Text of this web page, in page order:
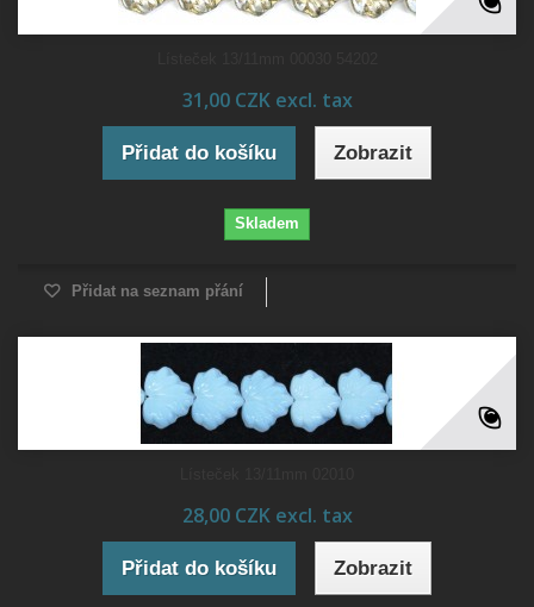
31,00 CZK excl. tax
Přidat do košíku Zobrazit
Skladem
Přidat na seznam přání
28,00 CZK excl. tax
Přidat do košíku Zobrazit